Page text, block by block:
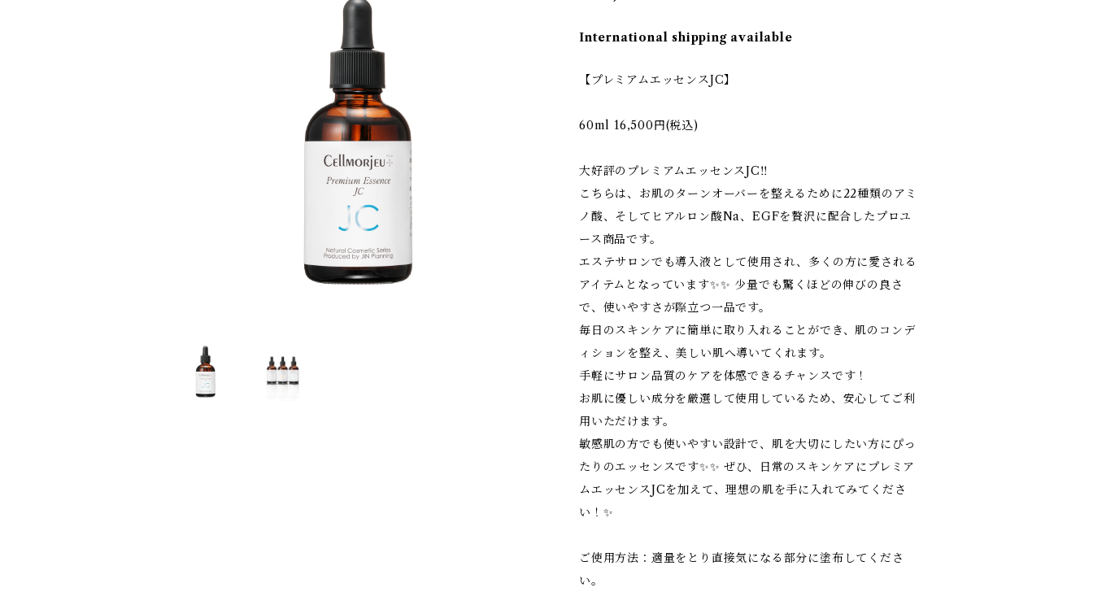
International shipping available
【プレミアムエッセンスJC】
60ml 16,500円(税込)
大好評のプレミアムエッセンスJC‼️
こちらは、お肌のターンオーバーを整えるために22種類のアミ
ノ酸、そしてヒアルロン酸Na、EGFを贅沢に配合したプロユ
ース商品です。
エステサロンでも導入液として使用され、多くの方に愛される
アイテムとなっています✨✨ 少量でも驚くほどの伸びの良さ
で、使いやすさが際立つ一品です。
毎日のスキンケアに簡単に取り入れることができ、肌のコンデ
ィションを整え、美しい肌へ導いてくれます。
手軽にサロン品質のケアを体感できるチャンスです！
お肌に優しい成分を厳選して使用しているため、安心してご利
用いただけます。
敏感肌の方でも使いやすい設計で、肌を大切にしたい方にぴっ
たりのエッセンスです✨✨ ぜひ、日常のスキンケアにプレミア
ムエッセンスJCを加えて、理想の肌を手に入れてみてくださ
い！✨
ご使用方法：適量をとり直接気になる部分に塗布してくださ
い。